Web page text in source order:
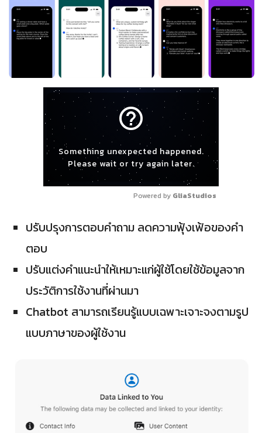
help_outline
Something unexpected happened.
Please wait or try again later.
Powered by GliaStudios
ปรับปรุงการตอบคำถาม ลดความฟุ้งเฟ้อของคำ
ตอบ
ปรับแต่งคำแนะนำให้เหมาะแก่ผู้ใช้โดยใช้ข้อมูลจาก
ประวัติการใช้งานที่ผ่านมา
Chatbot สามารถเรียนรู้แบบเฉพาะเจาะจงตามรูป
แบบภาษาของผู้ใช้งาน